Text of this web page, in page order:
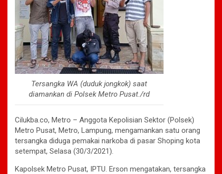
Tersangka WA (duduk jongkok) saat
diamankan di Polsek Metro Pusat./rd
Cilukba.co, Metro – Anggota Kepolisian Sektor (Polsek)
Metro Pusat, Metro, Lampung, mengamankan satu orang
tersangka diduga pemakai narkoba di pasar Shoping kota
setempat, Selasa (30/3/2021).
Kapolsek Metro Pusat, IPTU. Erson mengatakan, tersangka